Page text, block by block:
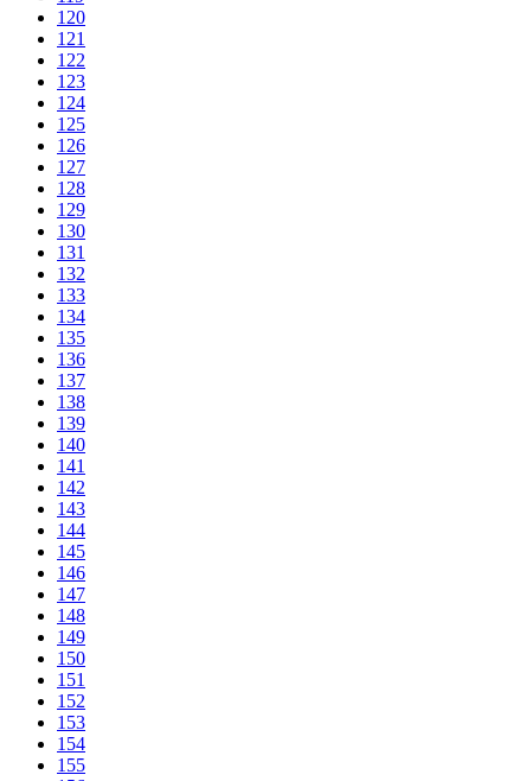
120
121
122
123
124
125
126
127
128
129
130
131
132
133
134
135
136
137
138
139
140
141
142
143
144
145
146
147
148
149
150
151
152
153
154
155